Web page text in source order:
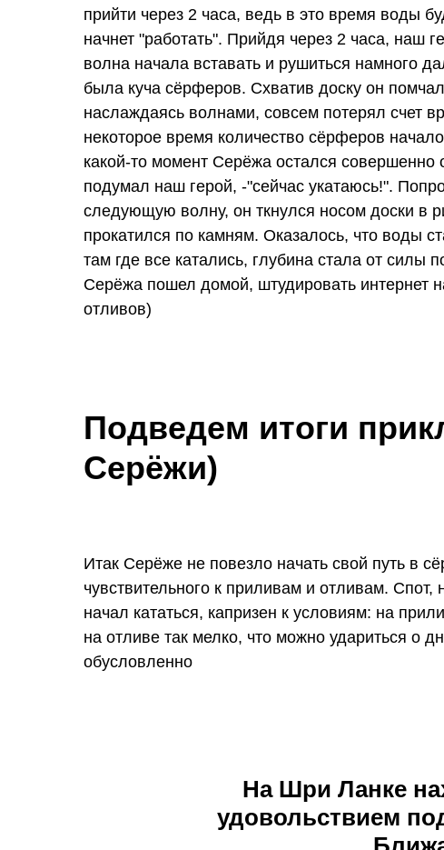
прийти через 2 часа, ведь в это время воды
начнет "работать". Прийдя через 2 часа, наш
волна начала вставать и рушиться намного
была куча сёрферов. Схватив доску он
наслаждаясь волнами, совсем потерял счет
некоторое время количество сёрферов
какой-то момент Серёжа остался совершенно
подумал наш герой, -"сейчас укатаюсь!".
следующую волну, он ткнулся носом доски в
прокатился по камням. Оказалось, что воды
там где все катались, глубина стала от силы
Серёжа пошел домой, штудировать интернет
отливов)
Подведем итоги
Серёжи)
Итак Серёже не повезло начать свой путь в
чувствительного к приливам и отливам.
начал кататься, капризен к условиям: на
на отливе так мелко, что можно удариться о
обусловленно
На Шри Ланке
удовольствием